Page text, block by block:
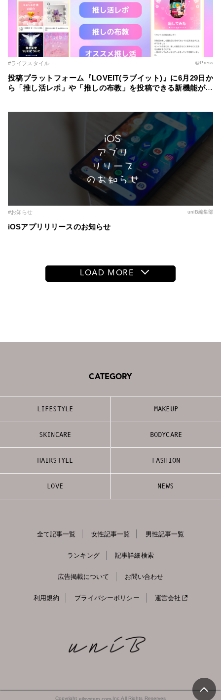
#ライフスタイル @Press
投稿プラットフォーム『LOVEIT(ラブイット)』に6月29日か
ら「推し活レポ」や「推しの布教」を投稿できる新機能が登
#お知らせ uniB編集部
iOSアプリリリースのお知らせ
LOAD MORE
CATEGORY
LIFESTYLE MAKEUP
SKINCARE BODYCARE
HAIRSTYLE FASHION
LOVE NEWS
全て記事一覧 女性記事一覧 男性記事一覧
ランキング 記事詳細検索
広告掲載について お問い合わせ
利用規約 プライバシーポリシー 運営会社
Copyright eilsystem.com,Inc,All Rights Reserves